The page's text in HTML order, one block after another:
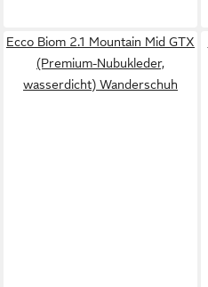
Ecco Biom 2.1 Mountain Mid GTX
(Premium-Nubukleder,
wasserdicht) Wanderschuh